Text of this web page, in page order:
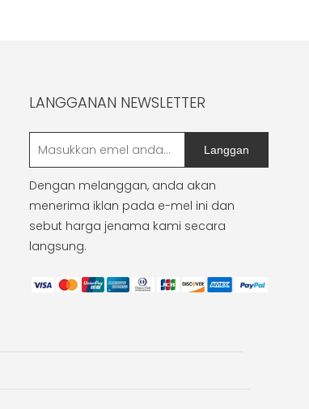
LANGGANAN NEWSLETTER
Langgan
Dengan melanggan, anda akan
menerima iklan pada e-mel ini dan
sebut harga jenama kami secara
langsung.